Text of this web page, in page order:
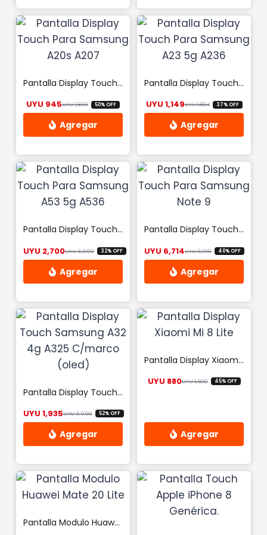
Pantalla Display Touch Para Samsung A20s A207
UYU1,890El precio original era: UYU 1,890.
UYU 945 El precio actual es: UYU 945.
50% OFF
Pantalla Display Touch Para Samsung A23 5g A236
UYU1,824El precio
UYU 1,149 El precio actual
37% OFF
Pantalla Display Touch Para Samsung A53 5g A536
UYU3,990El precio original era: UYU 3,990.
UYU 2,700 El precio actual es: UYU 2,700.
32% OFF
Pantalla Display Touch Para Samsung Note 9
UYU11,190El precio
UYU 6,714 El precio
40% OFF
Pantalla Display Touch Samsung A32 4g A325 C/marco (oled)
UYU3,990El precio original era: UYU 3,990.
UYU 1,935 El precio actual es: UYU 1,935.
52% OFF
Pantalla Display Xiaomi Mi 8 Lite
UYU1,600El precio
UYU 880 El precio actual
45% OFF
Pantalla Modulo Huawei Mate 20 Lite